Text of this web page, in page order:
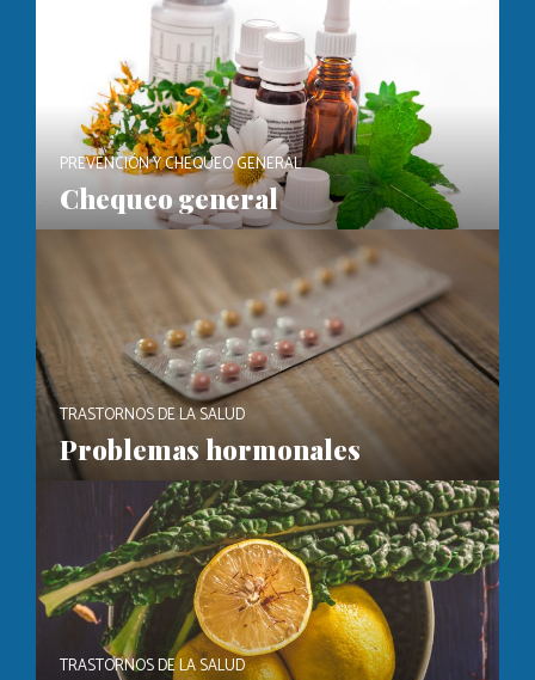
PREVENCIÓN Y CHEQUEO GENERAL
Chequeo general
TRASTORNOS DE LA SALUD
Problemas hormonales
TRASTORNOS DE LA SALUD